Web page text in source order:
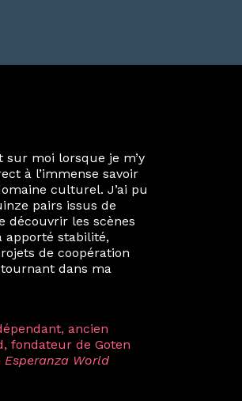
dans les
au sein du Diplôme
aussi inattendu que
de classe. En
sur des projets
Lumpur, Langkawi,
vision de curatrice
disciplines et les
celle avec ma
dont la générosité et
conduite de
Aujourd’hui encore,
et inspirante